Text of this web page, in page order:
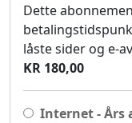
Dette
låste sider og e-
KR 180,00
Internet - Års